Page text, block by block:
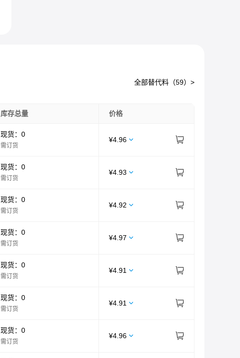
全部替代料（59）>
库存总量 价格
现货： 0
需订货
¥4.96
现货： 0
需订货
¥4.93
现货： 0
需订货
¥4.92
现货： 0
需订货
¥4.97
现货： 0
需订货
¥4.91
现货： 0
需订货
¥4.91
现货： 0
需订货
¥4.96